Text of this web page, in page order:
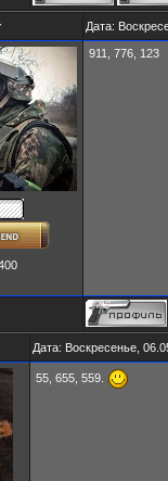
Дата:
911, 776, 123
Дата: Воскресенье,
55, 655, 559.